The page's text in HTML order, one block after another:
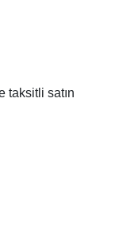
taksitli satın